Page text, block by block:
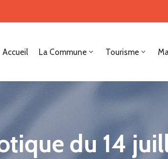
Accueil La Commune Tourisme
du 14